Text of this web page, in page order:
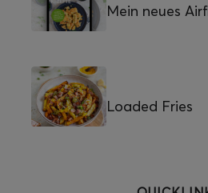
Mein neues
Loaded Fries